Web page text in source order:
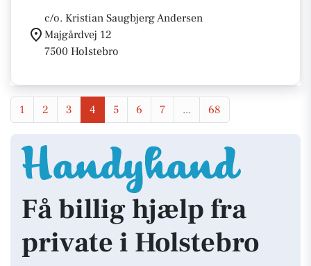
c/o. Kristian Saugbjerg Andersen
Majgårdvej 12
7500 Holstebro
1 2 3 4 5 6 7 ... 68
Få billig hjælp fra
private i Holstebro